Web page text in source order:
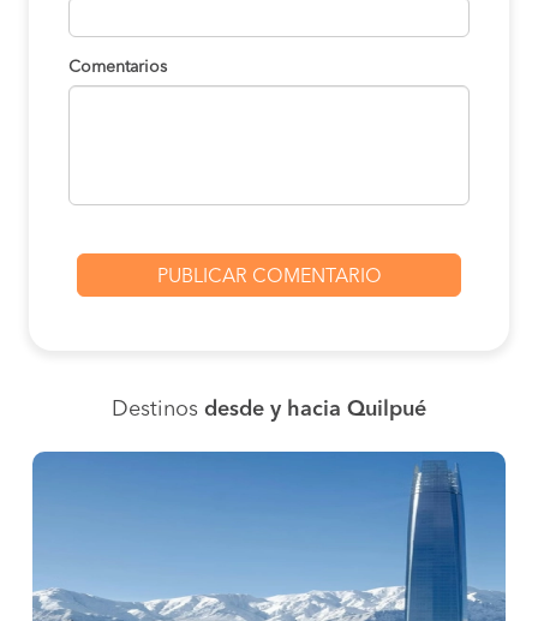
Comentarios
Destinos desde y hacia Quilpué